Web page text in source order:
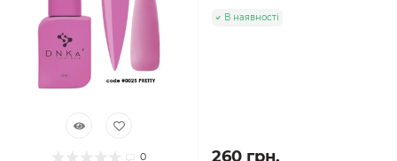
0
В наявності
260 грн.